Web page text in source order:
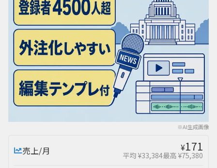
※AI生成画像
売上/月 ¥171
平均 ¥33,384最高 ¥75,380